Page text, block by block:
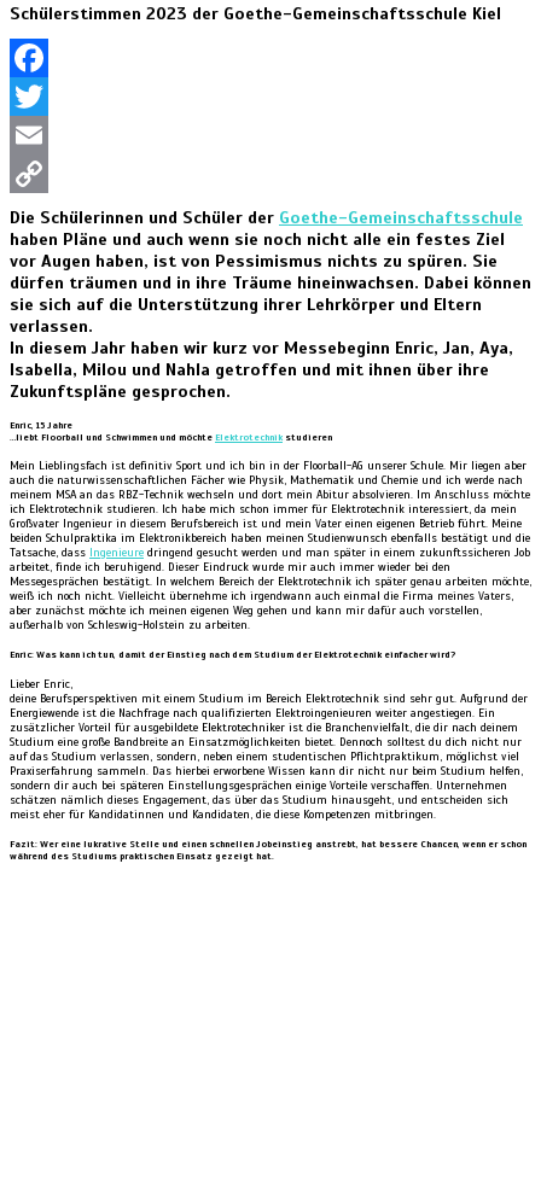
Schülerstimmen 2023 der Goethe-Gemeinschaftsschule Kiel
Facebook
Twitter
Email
Copy
Die Schülerinnen und Schüler der Goethe-Gemeinschaftsschule
haben Pläne und auch wenn sie noch nicht alle ein festes Ziel
vor Augen haben, ist von Pessimismus nichts zu spüren. Sie
dürfen träumen und in ihre Träume hineinwachsen. Dabei können
sie sich auf die Unterstützung ihrer Lehrkörper und Eltern
verlassen.
In diesem Jahr haben wir kurz vor Messebeginn Enric, Jan, Aya,
Isabella, Milou und Nahla getroffen und mit ihnen über ihre
Zukunftspläne gesprochen.
Enric, 15 Jahre
…liebt Floorball und Schwimmen und möchte Elektrotechnik studieren
Mein Lieblingsfach ist definitiv Sport und ich bin in der Floorball-AG unserer Schule. Mir liegen aber
auch die naturwissenschaftlichen Fächer wie Physik, Mathematik und Chemie und ich werde nach
meinem MSA an das RBZ-Technik wechseln und dort mein Abitur absolvieren. Im Anschluss möchte
ich Elektrotechnik studieren. Ich habe mich schon immer für Elektrotechnik interessiert, da mein
Großvater Ingenieur in diesem Berufsbereich ist und mein Vater einen eigenen Betrieb führt. Meine
beiden Schulpraktika im Elektronikbereich haben meinen Studienwunsch ebenfalls bestätigt und die
Tatsache, dass Ingenieure dringend gesucht werden und man später in einem zukunftssicheren Job
arbeitet, finde ich beruhigend. Dieser Eindruck wurde mir auch immer wieder bei den
Messegesprächen bestätigt. In welchem Bereich der Elektrotechnik ich später genau arbeiten möchte,
weiß ich noch nicht. Vielleicht übernehme ich irgendwann auch einmal die Firma meines Vaters,
aber zunächst möchte ich meinen eigenen Weg gehen und kann mir dafür auch vorstellen,
außerhalb von Schleswig-Holstein zu arbeiten.
Enric: Was kann ich tun, damit der Einstieg nach dem Studium der Elektrotechnik einfacher wird?
Lieber Enric,
deine Berufsperspektiven mit einem Studium im Bereich Elektrotechnik sind sehr gut. Aufgrund der
Energiewende ist die Nachfrage nach qualifizierten Elektroingenieuren weiter angestiegen. Ein
zusätzlicher Vorteil für ausgebildete Elektrotechniker ist die Branchenvielfalt, die dir nach deinem
Studium eine große Bandbreite an Einsatzmöglichkeiten bietet. Dennoch solltest du dich nicht nur
auf das Studium verlassen, sondern, neben einem studentischen Pflichtpraktikum, möglichst viel
Praxiserfahrung sammeln. Das hierbei erworbene Wissen kann dir nicht nur beim Studium helfen,
sondern dir auch bei späteren Einstellungsgesprächen einige Vorteile verschaffen. Unternehmen
schätzen nämlich dieses Engagement, das über das Studium hinausgeht, und entscheiden sich
meist eher für Kandidatinnen und Kandidaten, die diese Kompetenzen mitbringen.
Fazit: Wer eine lukrative Stelle und einen schnellen Jobeinstieg anstrebt, hat bessere Chancen, wenn er schon
während des Studiums praktischen Einsatz gezeigt hat.